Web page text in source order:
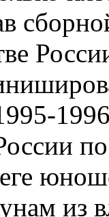
из